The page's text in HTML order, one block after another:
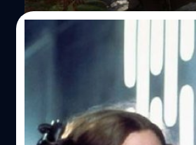
28/10/2015
ชมตัวอย่างใหม่เกม Star
เปิดตัว ฮันโซโล เจ้าหญิงเ
มาแล้วจ้าตัวอย่างใหม่ Star Wars
โชว์ที่ปารีส เปิด 3 ตัวละครใหม่เอี่ยม